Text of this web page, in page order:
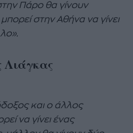
Πάρο θα γίνουν
στην Αθήνα να γίνει
Λιάγκας
και ο άλλος
να γίνει ένας